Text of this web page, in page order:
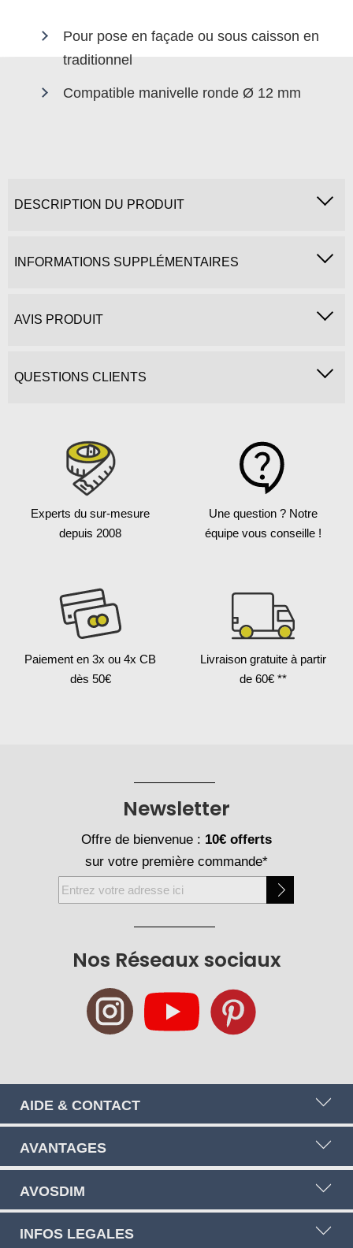
Pour pose en façade ou sous caisson en
traditionnel
Compatible manivelle ronde Ø 12 mm
DESCRIPTION DU PRODUIT
INFORMATIONS SUPPLÉMENTAIRES
AVIS PRODUIT
QUESTIONS CLIENTS
Experts du sur-mesure
depuis 2008
Une question ? Notre
équipe vous conseille !
Paiement en 3x ou 4x CB
dès 50€
Livraison gratuite à partir
de 60€ **
Nos Réseaux sociaux
Newsletter
Offre de bienvenue : 10€ offerts
sur votre première commande*
Inscription
à
AIDE & CONTACT
AVANTAGES
AVOSDIM
INFOS LEGALES